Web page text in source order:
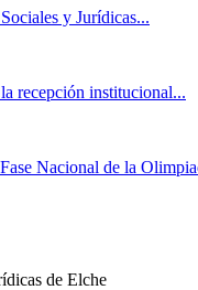
y Jurídicas...
recepción institucional...
Nacional de la
de Elche